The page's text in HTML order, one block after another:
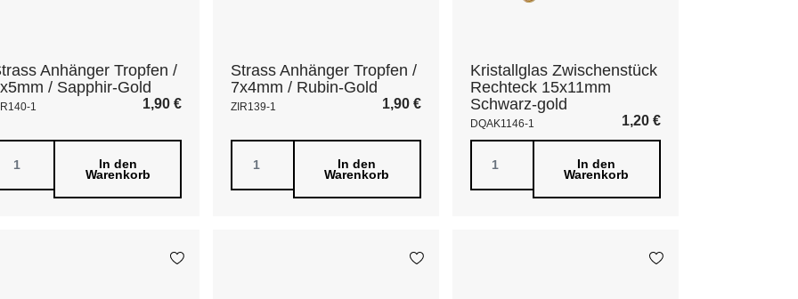
Anhänger Tropfen /
/ Sapphir-Gold
1 1,90 €
In den
Warenkorb
Strass Anhänger Tropfen /
7x4mm / Rubin-Gold
ZIR139-1 1,90 €
In den
Warenkorb
Kristallglas Zwischenstück
Rechteck 15x11mm
Schwarz-gold
DQAK1146-1 1,20 €
In den
Warenkorb